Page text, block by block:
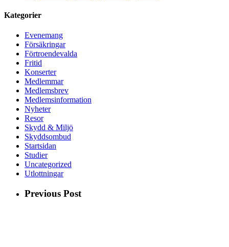
Kategorier
Evenemang
Försäkringar
Förtroendevalda
Fritid
Konserter
Medlemmar
Medlemsbrev
Medlemsinformation
Nyheter
Resor
Skydd & Miljö
Skyddsombud
Startsidan
Studier
Uncategorized
Utlottningar
Previous Post